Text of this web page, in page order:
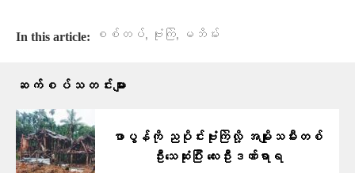
In this article: စစ်တပ်, ဗုံးကြဲ, မဘိမ်း
ဆက်စပ်သတင်းများ
ဖာပွန်ကို ညပိုင်းဗုံးကြဲလို့ အမျိုးသမီးတစ်
ဦးသေဆုံးပြီး လေးဦးဒဏ်ရာရ